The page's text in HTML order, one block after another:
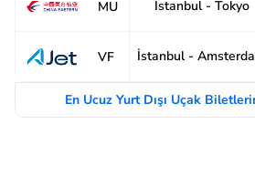
MU İstanbul - Tokyo
VF İstanbul -
En Ucuz Yurt Dışı Uçak